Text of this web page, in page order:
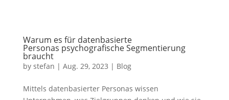
Warum es für datenbasierte
Personas psychografische Segmentierung
braucht
by stefan | Aug. 29, 2023 | Blog
Mittels datenbasierter Personas wissen